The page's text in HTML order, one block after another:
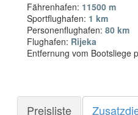
Fährenhafen: 11500 m
Sportflughafen: 1 km
Personenflughafen: 80 km
Flughafen: Rijeka
Entfernung vom Bootsliege
Preisliste